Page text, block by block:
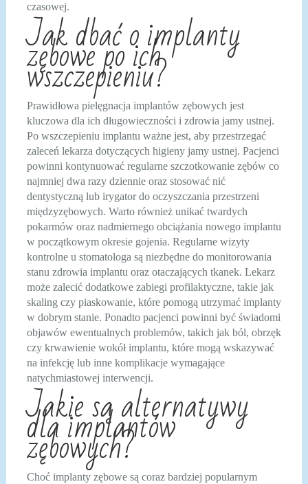
czasowej.
Jak dbać o implanty
zębowe po ich
wszczepieniu?
Prawidłowa pielęgnacja implantów zębowych jest
kluczowa dla ich długowieczności i zdrowia jamy ustnej.
Po wszczepieniu implantu ważne jest, aby przestrzegać
zaleceń lekarza dotyczących higieny jamy ustnej. Pacjenci
powinni kontynuować regularne szczotkowanie zębów co
najmniej dwa razy dziennie oraz stosować nić
dentystyczną lub irygator do oczyszczania przestrzeni
międzyzębowych. Warto również unikać twardych
pokarmów oraz nadmiernego obciążania nowego implantu
w początkowym okresie gojenia. Regularne wizyty
kontrolne u stomatologa są niezbędne do monitorowania
stanu zdrowia implantu oraz otaczających tkanek. Lekarz
może zalecić dodatkowe zabiegi profilaktyczne, takie jak
skaling czy piaskowanie, które pomogą utrzymać implanty
w dobrym stanie. Ponadto pacjenci powinni być świadomi
objawów ewentualnych problemów, takich jak ból, obrzęk
czy krwawienie wokół implantu, które mogą wskazywać
na infekcję lub inne komplikacje wymagające
natychmiastowej interwencji.
Jakie są alternatywy
dla implantów
zębowych?
Choć implanty zębowe są coraz bardziej popularnym